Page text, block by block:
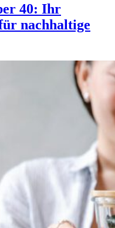
40: Ihr
nachhaltige